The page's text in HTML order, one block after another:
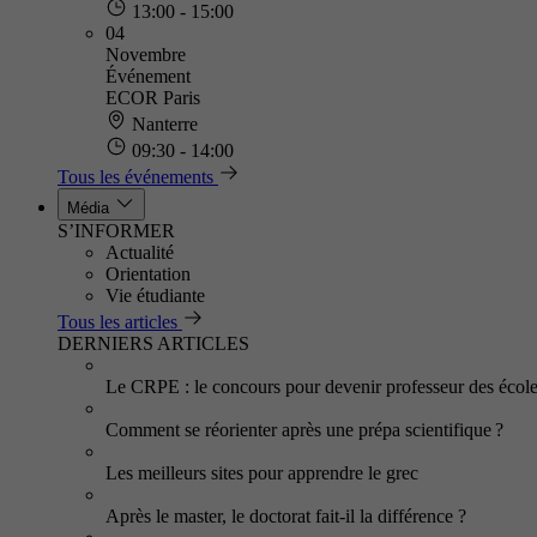
13:00 - 15:00
04
Novembre
Événement
ECOR Paris
Nanterre
09:30 - 14:00
Tous les événements
Média
S’INFORMER
Actualité
Orientation
Vie étudiante
Tous les articles
DERNIERS ARTICLES
Le CRPE : le concours pour devenir professeur des
Comment se réorienter après une prépa scientifique ?
Les meilleurs sites pour apprendre le grec
Après le master, le doctorat fait-il la différence ?